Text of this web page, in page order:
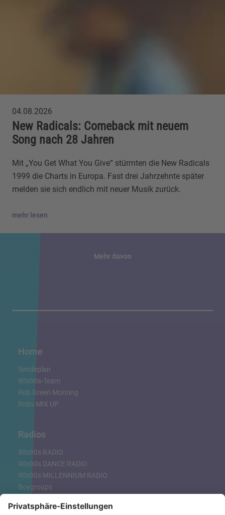
04.08.2026
New Radicals: Comeback mit neuem
Song nach 28 Jahren
Mit „You Get What You Give“ stürmten die New Radicals
1999 die Charts in Europa. Fast drei Jahrzehnte später
melden sie sich endlich mit neuer Musik zurück.
mehr lesen
Mehr davon
Home
Sendeplan
90s90s-Team
Rob Green Morning
Robs MIX UP
Radios
90s90s RADIO
90s90s DANCE RADIO
90s00s MILLENNIUM RADIO
Boygroups
Clubhits